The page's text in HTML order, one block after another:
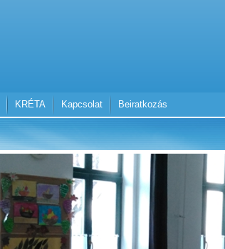
KRÉTA Kapcsolat Beiratkozás